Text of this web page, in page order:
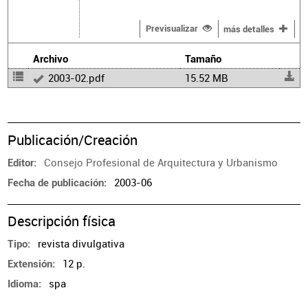
Previsualizar más detalles
Archivo Tamaño
2003-02.pdf 15.52 MB
Publicación/Creación
Editor Consejo Profesional de Arquitectura y Urbanismo
Fecha de publicación 2003-06
Descripción física
Tipo revista divulgativa
Extensión 12 p.
Idioma spa